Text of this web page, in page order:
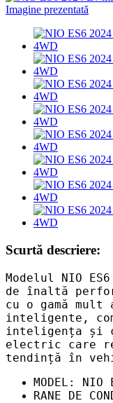
Scurtă descriere:
Modelul NIO
de înaltă
cu o gamă
inteligente,
inteligența și
electric care
tendință în
MODEL: NIO
RANE DE